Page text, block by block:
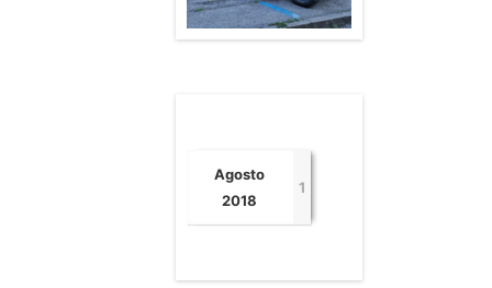
Agosto
2018
1